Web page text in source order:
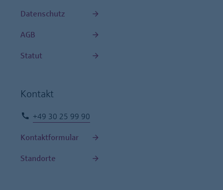
Datenschutz
AGB
Statut
Kontakt
+49 30 25 99 90
Kontaktformular
Standorte